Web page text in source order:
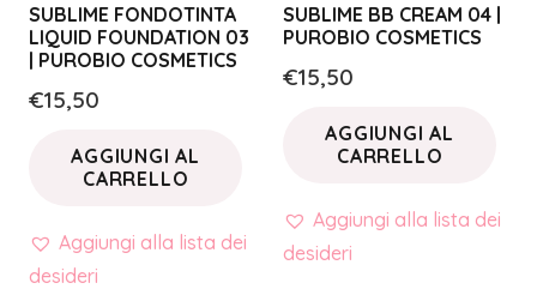
SUBLIME FONDOTINTA
LIQUID FOUNDATION 03
| PUROBIO COSMETICS
€15,50
AGGIUNGI AL
CARRELLO
Aggiungi alla lista dei
desideri
SUBLIME BB CREAM 04 |
PUROBIO COSMETICS
€15,50
AGGIUNGI AL
CARRELLO
Aggiungi alla lista dei
desideri